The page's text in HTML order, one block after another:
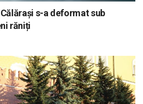
s-a deformat sub
răniți